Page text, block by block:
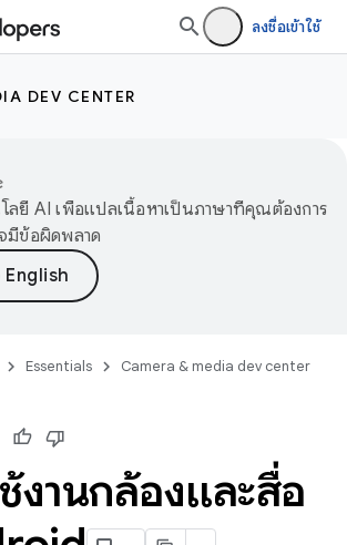
ลงชื่อเข้าใช้
DEV CENTER
ลยี AI เพื่อแปลเนื้อหาเป็นภาษาที่คุณต้องการ
มีข้อผิดพลาด
Essentials
Camera & media dev center
งานกล้องและสื่อ